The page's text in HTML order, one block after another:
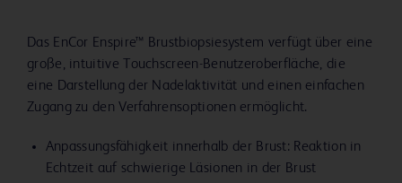
Das EnCor Enspire™ Brustbiopsiesystem verfügt über eine
große, intuitive Touchscreen-Benutzeroberfläche, die
eine Darstellung der Nadelaktivität und einen einfachen
Zugang zu den Verfahrensoptionen ermöglicht.
Anpassungsfähigkeit innerhalb der Brust: Reaktion in
Echtzeit auf schwierige Läsionen in der Brust